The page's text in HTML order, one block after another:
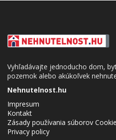
Vyhľadávajte jednoducho dom,
pozemok alebo akúkoľvek
Nehnutelnost.hu
Impresum
Kontakt
Zásady používania súborov
Privacy policy